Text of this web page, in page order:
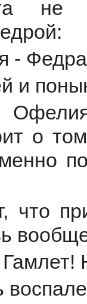
не
-
и
о
что